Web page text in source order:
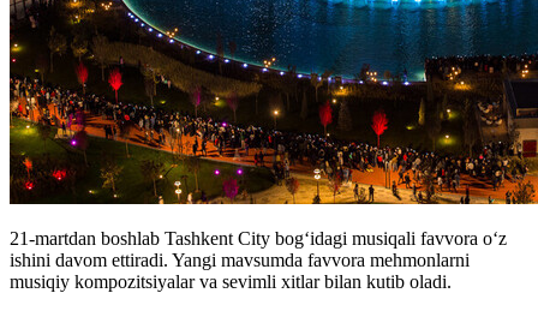
21-martdan boshlab Tashkent City bog‘idagi musiqali favvora o‘z
ishini davom ettiradi. Yangi mavsumda favvora mehmonlarni
musiqiy kompozitsiyalar va sevimli xitlar bilan kutib oladi.